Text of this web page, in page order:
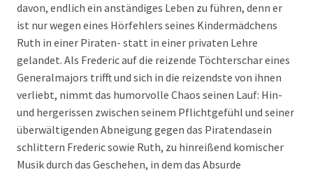
davon, endlich ein anständiges Leben zu führen, denn er
ist nur wegen eines Hörfehlers seines Kindermädchens
Ruth in einer Piraten- statt in einer privaten Lehre
gelandet. Als Frederic auf die reizende Töchterschar eines
Generalmajors trifft und sich in die reizendste von ihnen
verliebt, nimmt das humorvolle Chaos seinen Lauf: Hin-
und hergerissen zwischen seinem Pflichtgefühl und seiner
überwältigenden Abneigung gegen das Piratendasein
schlittern Frederic sowie Ruth, zu hinreißend komischer
Musik durch das Geschehen, in dem das Absurde